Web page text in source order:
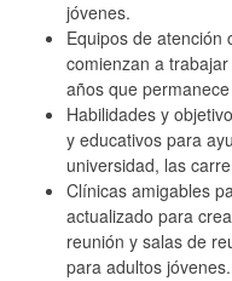
jóvenes.
Equipos de atención
comienzan a
años que
Habilidades y
y educativos para
universidad, las
Clínicas amigables
actualizado para
reunión y salas de
para adultos jóvenes.